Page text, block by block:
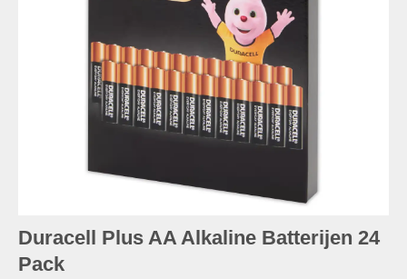
Duracell Plus AA Alkaline Batterijen 24
Pack